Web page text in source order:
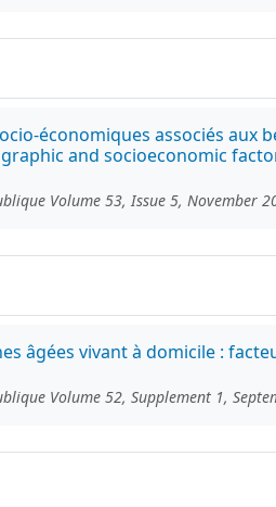
économiques associés aux
and socioeconomic
Volume 53, Issue 5, November
âgées vivant à domicile :
Volume 52, Supplement 1,